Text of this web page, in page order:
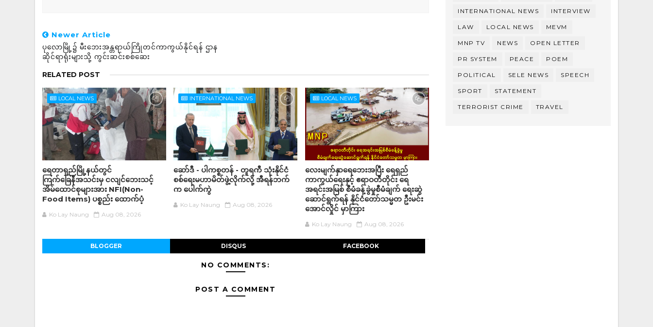
Newer Article
ပုလောမြို့၌ မီးဘေးအန္တရာယ်ကြိုတင်ကာကွယ်နိုင်ရန် ဌာန
ဆိုင်ရာရုံးများသို့ ကွင်းဆင်းစစ်ဆေး
RELATED POST
LOCAL NEWS
ရေတာရှည်မြို့နယ်တွင်
ကြက်ခြေနီအသင်းမှ ငလျင်ဘေးသင့်
အိမ်‌ထောင်စုများအား NFI(Non-
Food Items) ပစ္စည်း ထောက်ပံ့
Ko Lay Naung Aug 08, 2026
INTERNATIONAL NEWS
ဆော်ဒီ - ပါကစ္စတန် - တူရကီ သုံးနိုင်ငံ
စစ်ရေးမဟာမိတ်ဖွဲ့လိုက်လို့ အီရန်ဘက်
က ပေါက်ကွဲ
Ko Lay Naung Aug 08, 2026
LOCAL NEWS
လေးမျက်နှာရေဘေးအပြီး ရေရှည်
ကာကွယ်ရေးနှင့် ဧရာဝတီတိုင်း ရေ
အရင်းအမြစ် စီမံခန့်ခွဲမှုစီမံချက် ရေးဆွဲ
ဆောင်ရွက်ရန် နိုင်ငံတော်သမ္မတ ဦးမင်း
အောင်လှိုင် မှာကြား
Ko Lay Naung Aug 08, 2026
BLOGGER DISQUS FACEBOOK
NO COMMENTS:
POST A COMMENT
INTERNATIONAL NEWS INTERVIEW
LAW LOCAL NEWS MEVM
MNP TV NEWS OPEN LETTER
PR SYSTEM PEACE POEM
POLITICAL SELE NEWS SPEECH
SPORT STATEMENT
TERRORIST CRIME TRAVEL